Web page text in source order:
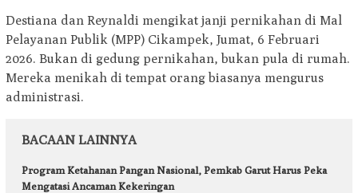
Destiana dan Reynaldi mengikat janji pernikahan di Mal
Pelayanan Publik (MPP) Cikampek, Jumat, 6 Februari
2026. Bukan di gedung pernikahan, bukan pula di rumah.
Mereka menikah di tempat orang biasanya mengurus
administrasi.
BACAAN LAINNYA
Program Ketahanan Pangan Nasional, Pemkab Garut Harus Peka
Mengatasi Ancaman Kekeringan